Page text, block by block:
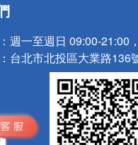
週一至週日 09:00-21:00
台北市北投區大業路136